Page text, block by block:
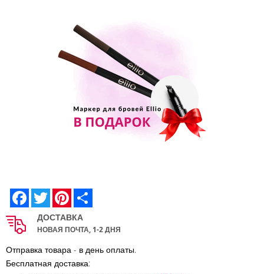
Facebook
Twitter Pinterest
ДОСТАВКА
НОВАЯ ПОЧТА, 1-2 ДНЯ
Отправка товара - в день оплаты.
Бесплатная доставка: